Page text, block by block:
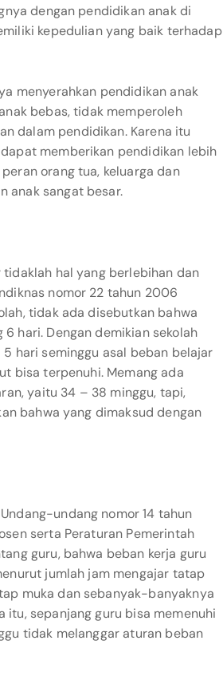
dengan pendidikan anak di
kepedulian yang baik terhadap
menyerahkan pendidikan anak
bebas, tidak memperoleh
dalam pendidikan. Karena itu
memberikan pendidikan lebih
orang tua, keluarga dan
anak sangat besar.
hal yang berlebihan dan
nomor 22 tahun 2006
tidak ada disebutkan bahwa
hari. Dengan demikian sekolah
hari seminggu asal beban belajar
bisa terpenuhi. Memang ada
yaitu 34 – 38 minggu, tapi,
bahwa yang dimaksud dengan
undang nomor 14 tahun
serta Peraturan Pemerintah
guru, bahwa beban kerja guru
jumlah jam mengajar tatap
muka dan se­banyak-banyaknya
itu, sepanjang guru bisa memenuhi
tidak melanggar atu­ran beban